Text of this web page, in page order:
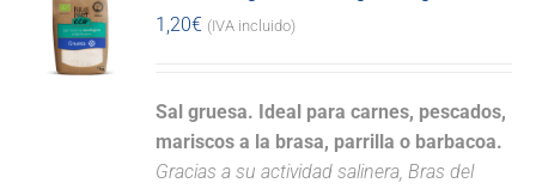
1,20€ (IVA incluido)
Sal gruesa. Ideal para carnes, pescados,
mariscos a la brasa, parrilla o barbacoa.
Gracias a su actividad salinera, Bras del